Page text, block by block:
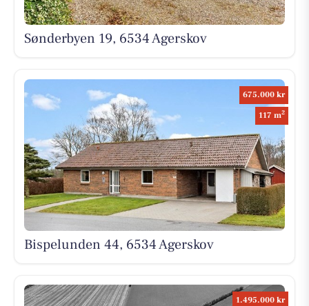
Sønderbyen 19, 6534 Agerskov
675.000 kr
117 m2
Bispelunden 44, 6534 Agerskov
1.495.000 kr